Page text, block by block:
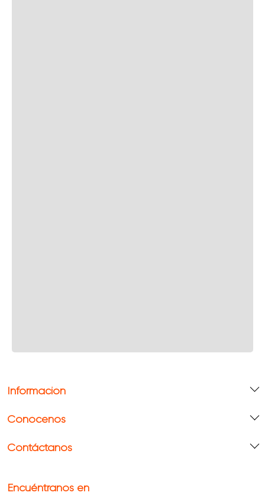
Información
Conócenos
Contáctanos
Encuéntranos en